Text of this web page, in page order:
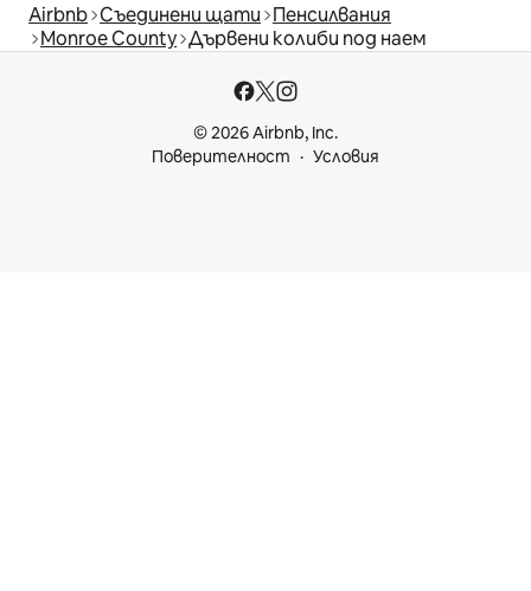
Airbnb Съединени щати Пенсилвания
Monroe County Дървени колиби под наем
© 2026 Airbnb, Inc.
Поверителност
Условия